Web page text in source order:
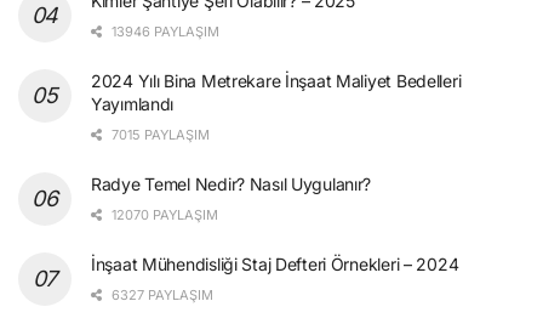
13946 PAYLAŞIM
2024 Yılı Bina Metrekare İnşaat Maliyet Bedelleri
Yayımlandı
7015 PAYLAŞIM
Radye Temel Nedir? Nasıl Uygulanır?
12070 PAYLAŞIM
İnşaat Mühendisliği Staj Defteri Örnekleri – 2024
6327 PAYLAŞIM